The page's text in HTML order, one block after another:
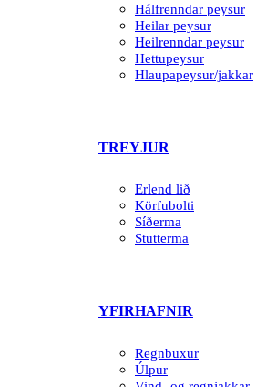
Hálfrenndar peysur
Heilar peysur
Heilrenndar peysur
Hettupeysur
Hlaupapeysur/jakkar
TREYJUR
Erlend lið
Körfubolti
Síðerma
Stutterma
YFIRHAFNIR
Regnbuxur
Úlpur